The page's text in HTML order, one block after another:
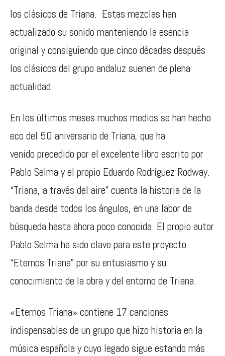
los clásicos de Triana. Estas mezclas han
actualizado su sonido manteniendo la esencia
original y consiguiendo que cinco décadas después
los clásicos del grupo andaluz suenen de plena
actualidad.
En los últimos meses muchos medios se han hecho
eco del 50 aniversario de Triana, que ha
venido precedido por el excelente libro escrito por
Pablo Selma y el propio Eduardo Rodríguez Rodway.
“Triana, a través del aire” cuenta la historia de la
banda desde todos los ángulos, en una labor de
búsqueda hasta ahora poco conocida. El propio autor
Pablo Selma ha sido clave para este proyecto
“Eternos Triana” por su entusiasmo y su
conocimiento de la obra y del entorno de Triana.
«Eternos Triana» contiene 17 canciones
indispensables de un grupo que hizo historia en la
música española y cuyo legado sigue estando más